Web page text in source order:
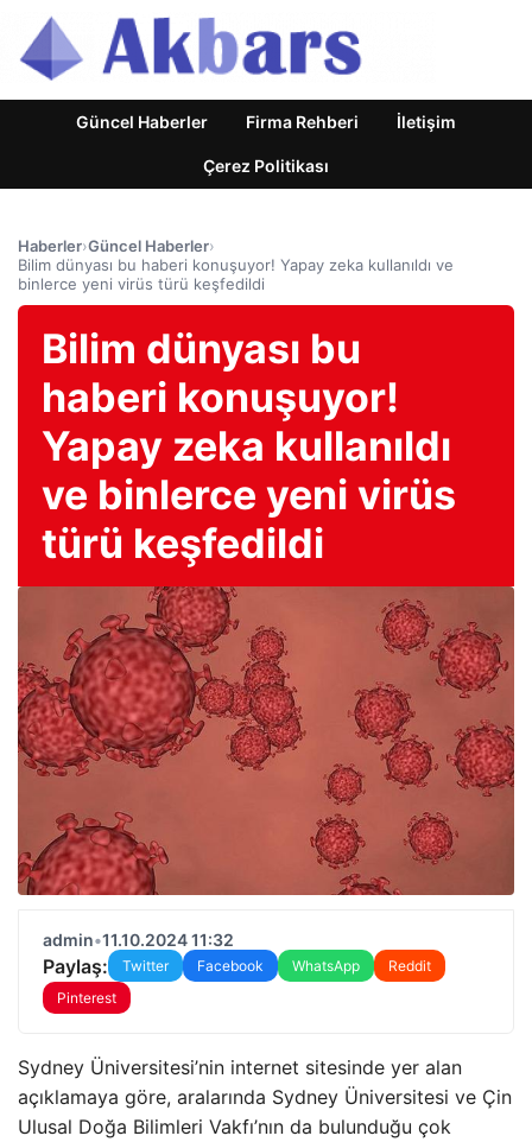
Güncel Haberler Firma Rehberi İletişim
Çerez Politikası
Haberler›Güncel Haberler›
Bilim dünyası bu haberi konuşuyor! Yapay zeka kullanıldı ve
binlerce yeni virüs türü keşfedildi
Bilim dünyası bu
haberi konuşuyor!
Yapay zeka kullanıldı
ve binlerce yeni virüs
türü keşfedildi
admin•11.10.2024 11:32
Paylaş: Twitter Facebook WhatsApp
Reddit
Pinterest
Sydney Üniversitesi’nin internet sitesinde yer alan
açıklamaya göre, aralarında Sydney Üniversitesi ve Çin
Ulusal Doğa Bilimleri Vakfı’nın da bulunduğu çok